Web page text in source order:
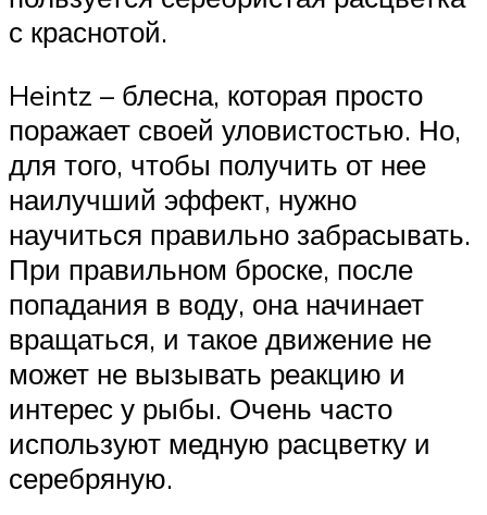
с краснотой.
Heintz – блесна, которая просто
поражает своей уловистостью. Но,
для того, чтобы получить от нее
наилучший эффект, нужно
научиться правильно забрасывать.
При правильном броске, после
попадания в воду, она начинает
вращаться, и такое движение не
может не вызывать реакцию и
интерес у рыбы. Очень часто
используют медную расцветку и
серебряную.